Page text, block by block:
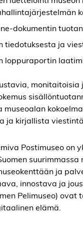
dokumentin
tiedotuksesta ja
loppuraportin
museoalan
ja kirjallista
Postimuseo on
suurimmassa
ja
innostava ja
Pelimuseo)
elämä.